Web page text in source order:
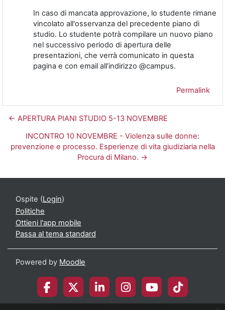
In caso di mancata approvazione, lo studente rimane
vincolato all'osservanza del precedente piano di
studio. Lo studente potrà compilare un nuovo piano
nel successivo periodo di apertura delle
presentazioni, che verrà comunicato in questa
pagina e con email all’indirizzo @campus.
Permalink
← APERTURA PIANI STUDIO 5-13 NOVEMBRE
INCONTRO 10 NOVEMBRE - Violenza sulle donne:
prevenzione e processo. Esperienze di vita giudiziaria nella
Procura di Milano. →
Ospite (Login)
Politiche
Ottieni l'app mobile
Passa al tema standard
Powered by Moodle